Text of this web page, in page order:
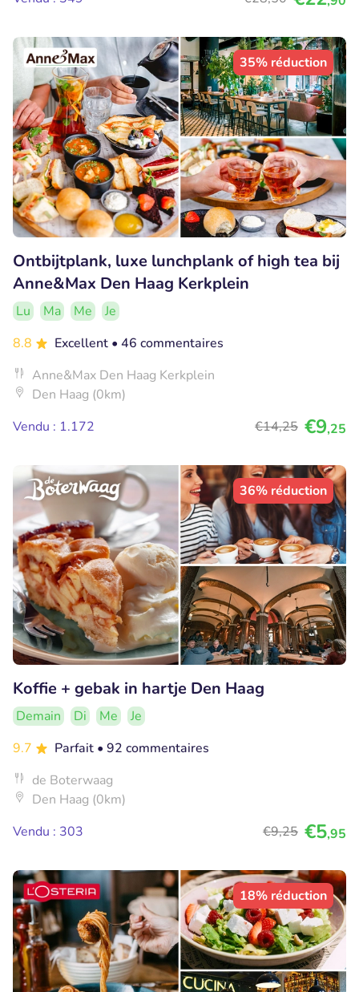
35% réduction
Ontbijtplank, luxe lunchplank of high tea bij
Anne&Max Den Haag Kerkplein
Lu Ma Me
Je
8.8
Excellent • 46 commentaires
Anne&Max Den Haag Kerkplein
Den Haag (0km)
Vendu : 1.172
€14,25 €9,25
36% réduction
Koffie + gebak in hartje Den Haag
Demain Di Me
Je
9.7
Parfait • 92 commentaires
de Boterwaag
Den Haag (0km)
Vendu : 303
€9,25 €5,95
18% réduction